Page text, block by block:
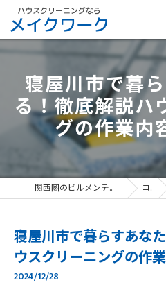
寝屋川市で暮
る！徹底解説ハ
グの作業内
関西圏のビルメンテナンスなら、寝屋川市のメイクワーク コラム
寝屋川市で暮らすあな
ウスクリーニングの作
2024/12/28